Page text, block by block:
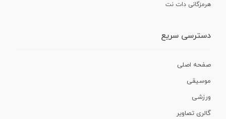
هرمزگانی دات نت
دسترسی سریع
صفحه اصلی
موسیقی
ورزشی
گالری تصاویر